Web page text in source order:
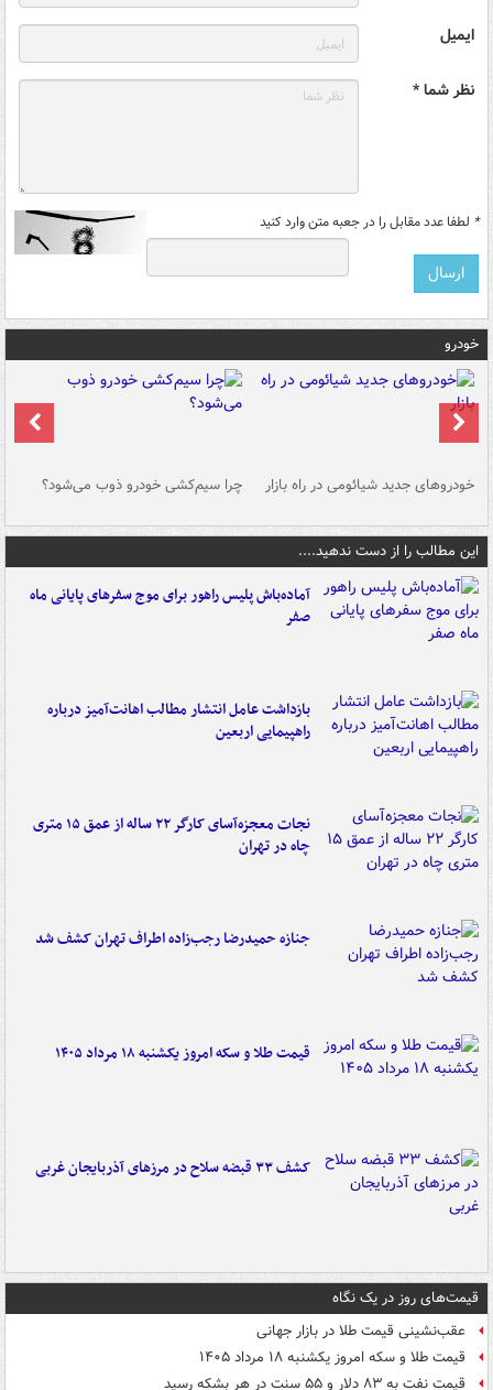
ایمیل
نظر شما *
* لطفا عدد مقابل را در جعبه متن وارد کنید
خودرو
خودروهای جدید شیائومی در راه بازار چرا سیم‌کشی خودرو ذوب می‌شود؟
این مطالب را از دست ندهید....
آماده‌باش پلیس راهور برای موج سفرهای پایانی ماه
صفر
بازداشت عامل انتشار مطالب اهانت‌آمیز درباره
راهپیمایی اربعین
نجات معجزه‌آسای کارگر ۲۲ ساله از عمق ۱۵ متری
چاه در تهران
جنازه حمیدرضا رجب‌زاده اطراف تهران کشف شد
قیمت طلا و سکه امروز یکشنبه ۱۸ مرداد ۱۴۰۵
کشف ۳۳ قبضه سلاح در مرزهای آذربایجان غربی
قیمت‌های روز در یک نگاه
عقب‌نشینی قیمت طلا در بازار جهانی
قیمت طلا و سکه امروز یکشنبه ۱۸ مرداد ۱۴۰۵
قیمت نفت به ۸۳ دلار و ۵۵ سنت در هر بشکه رسید